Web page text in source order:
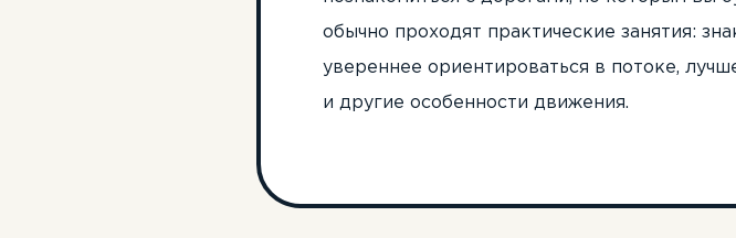
обычно проходят практические занятия:
увереннее ориентироваться в потоке,
и другие особенности движения.